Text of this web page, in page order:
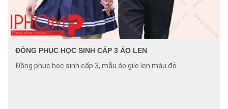
ĐỒNG PHỤC HỌC SINH CẤP 3 ÁO LEN
Đồng phục học sinh cấp 3, mẫu áo gile len màu đỏ